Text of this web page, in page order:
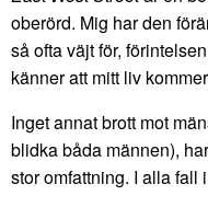
oberörd. Mig har den
så ofta väjt för,
känner att mitt liv
Inget annat brott mot
blidka båda männen),
stor omfattning. I alla fall